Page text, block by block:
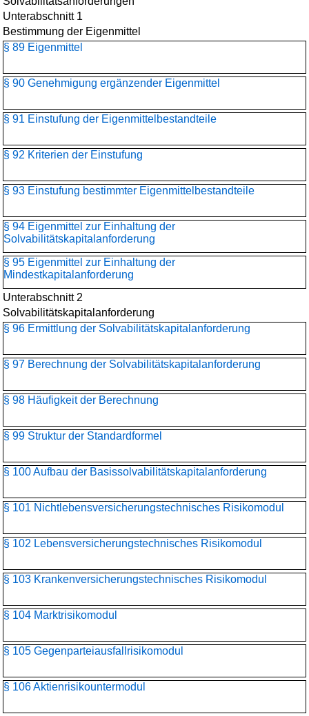
Unterabschnitt 1
Bestimmung der Eigenmittel
§ 89 Eigenmittel
§ 90 Genehmigung ergänzender Eigenmittel
§ 91 Einstufung der Eigenmittelbestandteile
§ 92 Kriterien der Einstufung
§ 93 Einstufung bestimmter Eigenmittelbestandteile
§ 94 Eigenmittel zur Einhaltung der
Solvabilitätskapitalanforderung
§ 95 Eigenmittel zur Einhaltung der
Mindestkapitalanforderung
Unterabschnitt 2
Solvabilitätskapitalanforderung
§ 96 Ermittlung der Solvabilitätskapitalanforderung
§ 97 Berechnung der Solvabilitätskapitalanforderung
§ 98 Häufigkeit der Berechnung
§ 99 Struktur der Standardformel
§ 100 Aufbau der Basissolvabilitätskapital­anforderung
§ 101 Nichtlebensversicherungs­technisches Risikomodul
§ 102 Lebensversicherungs­technisches Risikomodul
§ 103 Krankenversicherungs­technisches Risikomodul
§ 104 Marktrisikomodul
§ 105 Gegenparteiausfallrisikomodul
§ 106 Aktienrisikountermodul